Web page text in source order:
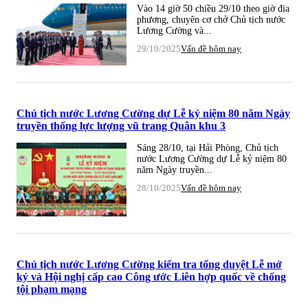
Vào 14 giờ 50 chiều 29/10 theo giờ địa
phương, chuyên cơ chở Chủ tịch nước
Lương Cường và...
29/10/2025Vấn đề hôm nay
Chủ tịch nước Lương Cường dự Lễ kỷ niệm 80 năm Ngày
truyền thống lực lượng vũ trang Quân khu 3
Sáng 28/10, tại Hải Phòng, Chủ tịch
nước Lương Cường dự Lễ kỷ niệm 80
năm Ngày truyền...
28/10/2025Vấn đề hôm nay
Chủ tịch nước Lương Cường kiểm tra tổng duyệt Lễ mở
ký và Hội nghị cấp cao Công ước Liên hợp quốc về chống
tội phạm mạng